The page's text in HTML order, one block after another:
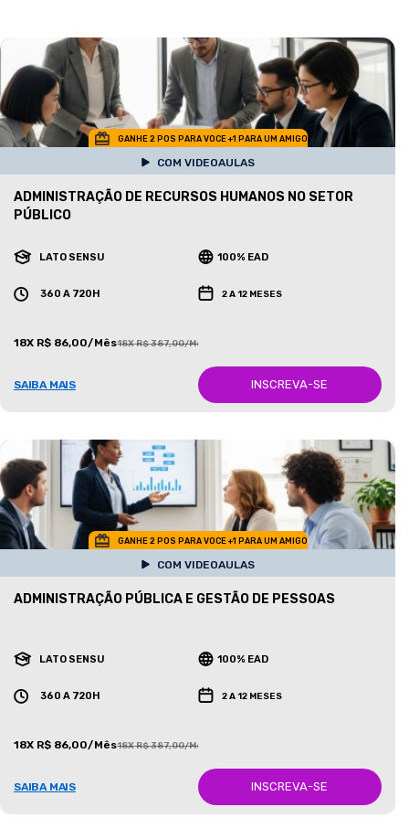
GANHE 2 POS PARA VOCE +1 PARA UM AMIGO
COM VIDEOAULAS
ADMINISTRAÇÃO DE RECURSOS HUMANOS NO SETOR
PÚBLICO
LATO SENSU 100% EAD
360 A 720H 2 A 12 MESES
18X R$ 86,00/Mês18X R$ 387,00/Mês
SAIBA MAIS INSCREVA-SE
GANHE 2 POS PARA VOCE +1 PARA UM AMIGO
COM VIDEOAULAS
ADMINISTRAÇÃO PÚBLICA E GESTÃO DE PESSOAS
LATO SENSU 100% EAD
360 A 720H 2 A 12 MESES
18X R$ 86,00/Mês18X R$ 387,00/Mês
SAIBA MAIS INSCREVA-SE